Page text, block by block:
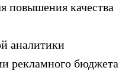
повышения качества
аналитики
рекламного бюджета